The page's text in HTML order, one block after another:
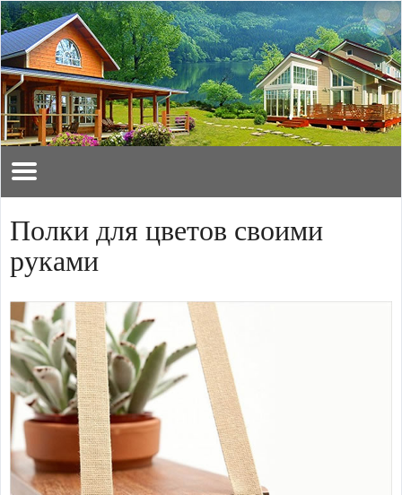
Полки для цветов своими
руками